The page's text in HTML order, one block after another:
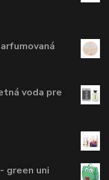
voda pre
green uni